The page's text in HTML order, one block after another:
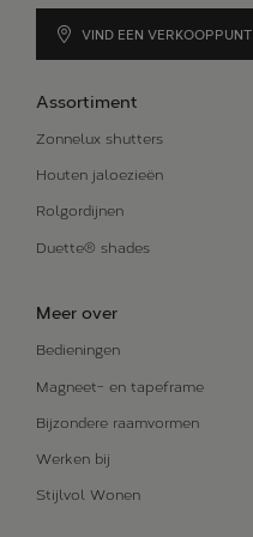
Alle oplossingen
ONS VERHAAL
VIND EEN VERKOOPPUNT
Assortiment
Zonnelux shutters
Houten jaloezieën
Rolgordijnen
Duette® shades
Meer over
Bedieningen
Magneet- en tapeframe
Bijzondere raamvormen
Werken bij
Stijlvol Wonen